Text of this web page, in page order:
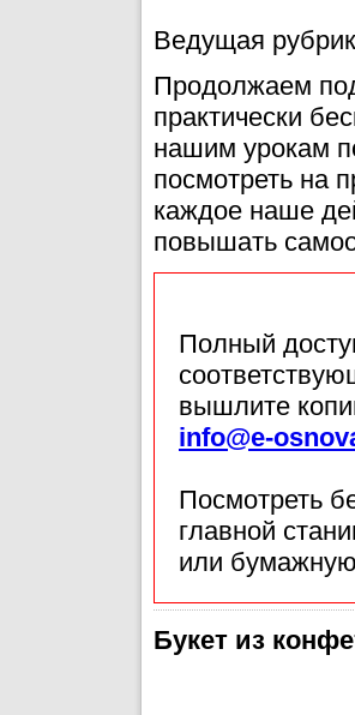
Ведущая
Продолжаем
практически
нашим урокам
посмотреть на
каждое наше
повышать
Полный
вышлите
info@e-
Посмотреть
главной
или
Букет из